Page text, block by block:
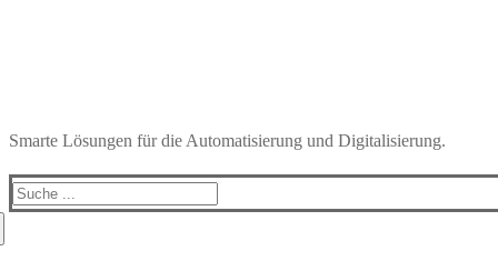
Smarte Lösungen für die Automatisierung und Digitalisierung.
Search